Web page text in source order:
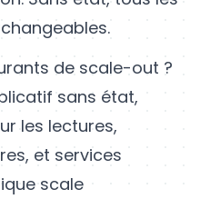
de scale-out ?
sans état,
les lectures,
et services
scale